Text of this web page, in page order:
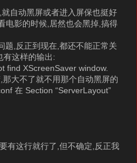
自动黑屏或者进入屏保也挺好
电影的时候,居然也会黑掉,搞得
题,反正到现在,都还不能正常关
这样的输出:
find XScreenSaver window.
大不了就不用那个自动黑屏的
在 Section “ServerLayout”
有这行就行了,但不确定,反正我